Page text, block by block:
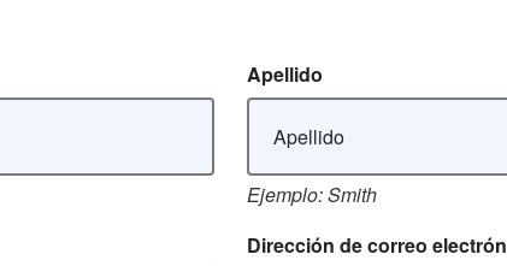
Apellido
Ejemplo: Smith
Dirección de correo